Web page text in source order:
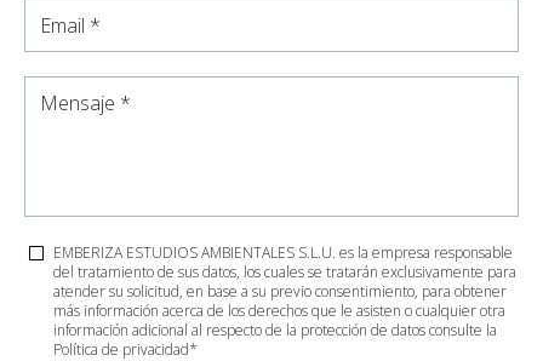
Email *
Mensaje *
EMBERIZA ESTUDIOS AMBIENTALES S.L.U. es la empresa responsable
del tratamiento de sus datos, los cuales se tratarán exclusivamente para
atender su solicitud, en base a su previo consentimiento, para obtener
más información acerca de los derechos que le asisten o cualquier otra
información adicional al respecto de la protección de datos consulte la
Política de privacidad*